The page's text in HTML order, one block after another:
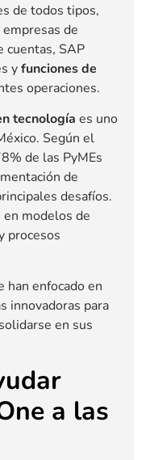
de todos tipos,
de
cuentas, SAP
yfunciones de
operaciones.
tecnología es uno
Según el
de las PyMEs
de
desafíos.
modelos de
procesos
han enfocado en
innovadoras para
en sus
a las